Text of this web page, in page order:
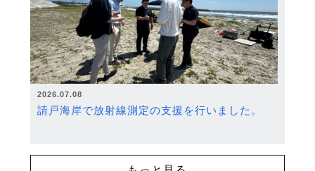
2026.07.08
請戸海岸で放射線測定の支援を行いました。